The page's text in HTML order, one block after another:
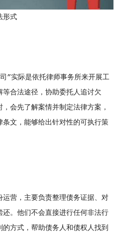
形式
实际是依托律师事务所来开展工
合法途径，协助委托人追讨欠
会先了解案情并制定法律方案，
文，能够给出针对性的可执行策
营，主要负责整理债务证据、对
。他们不会直接进行任何非法行
方式，帮助债务人和债权人找到